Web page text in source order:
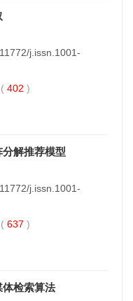
j.issn.1001-
402 )
解推荐模型
j.issn.1001-
637 )
检索算法